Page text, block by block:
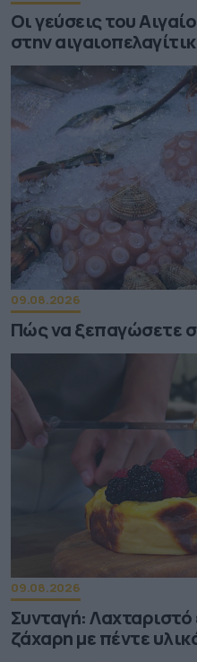
Οι γεύσεις του
στην
09.08.2026
Πώς να ξεπαγώσετε
09.08.2026
Συνταγή:
ζάχαρη με πέντε